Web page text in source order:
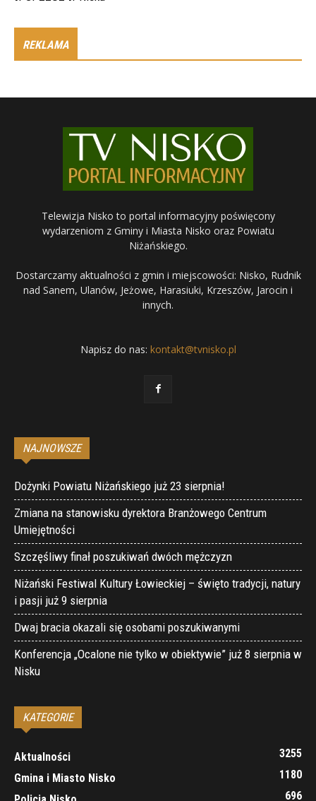
REKLAMA
Telewizja Nisko to portal informacyjny poświęcony
wydarzeniom z Gminy i Miasta Nisko oraz Powiatu
Niżańskiego.
Dostarczamy aktualności z gmin i miejscowości: Nisko, Rudnik
nad Sanem, Ulanów, Jeżowe, Harasiuki, Krzeszów, Jarocin i
innych.
Napisz do nas: kontakt@tvnisko.pl
NAJNOWSZE
Dożynki Powiatu Niżańskiego już 23 sierpnia!
Zmiana na stanowisku dyrektora Branżowego Centrum
Umiejętności
Szczęśliwy finał poszukiwań dwóch mężczyzn
Niżański Festiwal Kultury Łowieckiej – święto tradycji, natury
i pasji już 9 sierpnia
Dwaj bracia okazali się osobami poszukiwanymi
Konferencja „Ocalone nie tylko w obiektywie” już 8 sierpnia w
Nisku
KATEGORIE
Aktualności
3255
Gmina i Miasto Nisko
1180
696